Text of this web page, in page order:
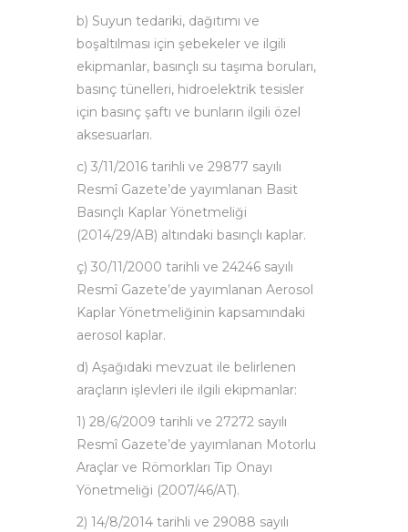
b) Suyun tedariki, dağıtımı ve
boşaltılması için şebekeler ve ilgili
ekipmanlar, basınçlı su taşıma boruları,
basınç tünelleri, hidroelektrik tesisler
için basınç şaftı ve bunların ilgili özel
aksesuarları.
c) 3/11/2016 tarihli ve 29877 sayılı
Resmî Gazete’de yayımlanan Basit
Basınçlı Kaplar Yönetmeliği
(2014/29/AB) altındaki basınçlı kaplar.
ç) 30/11/2000 tarihli ve 24246 sayılı
Resmî Gazete’de yayımlanan Aerosol
Kaplar Yönetmeliğinin kapsamındaki
aerosol kaplar.
d) Aşağıdaki mevzuat ile belirlenen
araçların işlevleri ile ilgili ekipmanlar:
1) 28/6/2009 tarihli ve 27272 sayılı
Resmî Gazete’de yayımlanan Motorlu
Araçlar ve Römorkları Tip Onayı
Yönetmeliği (2007/46/AT).
2) 14/8/2014 tarihli ve 29088 sayılı